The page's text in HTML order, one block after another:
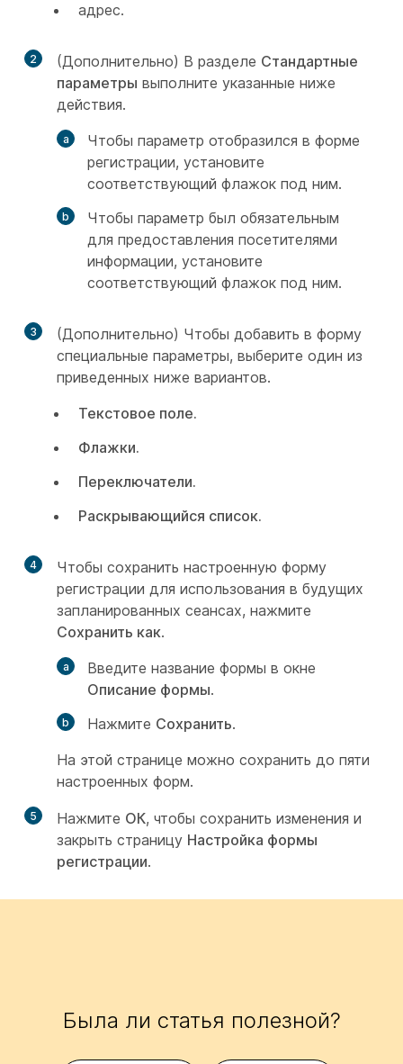
адрес.
2 (Дополнительно) В разделе Стандартные
параметры выполните указанные ниже
действия.
Чтобы параметр отобразился в форме
регистрации, установите
соответствующий флажок под ним.
Чтобы параметр был обязательным
для предоставления посетителями
информации, установите
соответствующий флажок под ним.
3
(Дополнительно) Чтобы добавить в форму
специальные параметры, выберите один из
приведенных ниже вариантов.
Текстовое поле.
Флажки.
Переключатели.
Раскрывающийся список.
4
Чтобы сохранить настроенную форму
регистрации для использования в будущих
запланированных сеансах, нажмите
Сохранить как.
Введите название формы в окне
Описание формы.
Нажмите Сохранить.
На этой странице можно сохранить до пяти
настроенных форм.
5 Нажмите OК, чтобы сохранить изменения и
закрыть страницу Настройка формы
регистрации.
Была ли статья полезной?